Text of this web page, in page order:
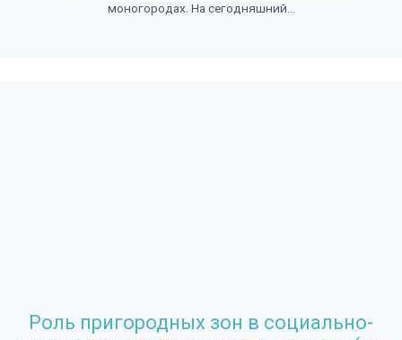
моногородах. На сегодняшний...
Роль пригородных зон в социально-